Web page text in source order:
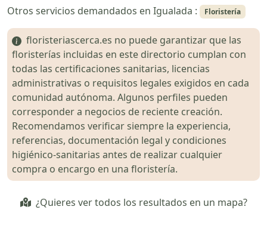
Otros servicios demandados en Igualada : Floristería
floristeriascerca.es no puede garantizar que las
floristerías incluidas en este directorio cumplan con
todas las certificaciones sanitarias, licencias
administrativas o requisitos legales exigidos en cada
comunidad autónoma. Algunos perfiles pueden
corresponder a negocios de reciente creación.
Recomendamos verificar siempre la experiencia,
referencias, documentación legal y condiciones
higiénico-sanitarias antes de realizar cualquier
compra o encargo en una floristería.
¿Quieres ver todos los resultados en un mapa?